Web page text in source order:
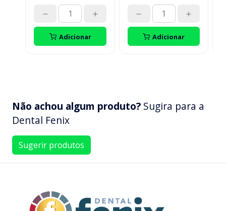
Adicionar Adicionar
Não achou algum produto? Sugira para a
Dental Fenix
Sugerir produtos